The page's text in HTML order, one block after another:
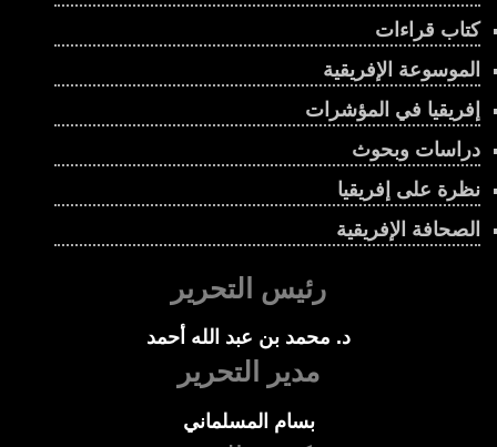
إيكواس … القوة المؤجلة تحدي الإرهاب في غرب
حكاية الكرم الإفريقي من الجذور إلى الحاضر
إفريقيا بين نار الصراعات وشبكات السلاح العالمية
00:01:11
لماذا تتحرك إسرائيل الآن نحو إثيوبيا؟
إريتريا في مفترق الطرق بين العزلة والتوازن
00:01:21
كتاب قراءات
الموسوعة الإفريقية
إفريقيا في المؤشرات
دراسات وبحوث
نظرة على إفريقيا
الصحافة الإفريقية
رئيس التحرير
د. محمد بن عبد الله أحمد
مدير التحرير
بسام المسلماني